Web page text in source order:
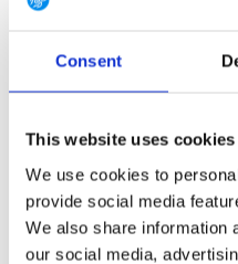
Consent
This website uses cookies
We use cookies to
provide social media
We also share information
our social media,
12 (EU 47 1/3) 12.5 (EU 48)
14.5 (EU 50 2/3)